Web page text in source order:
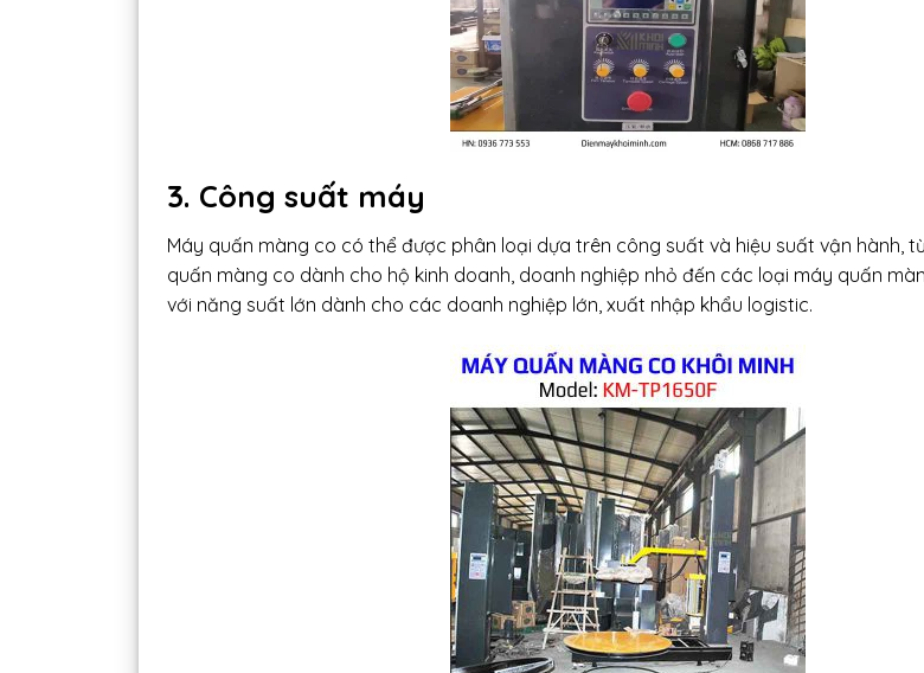
3. Công suất máy
Máy quấn màng co có thể được phân loại dựa trên công suất và hiệu suất vận hành,
quấn màng co dành cho hộ kinh doanh, doanh nghiệp nhỏ đến các loại máy quấn
với năng suất lớn dành cho các doanh nghiệp lớn, xuất nhập khẩu logistic.